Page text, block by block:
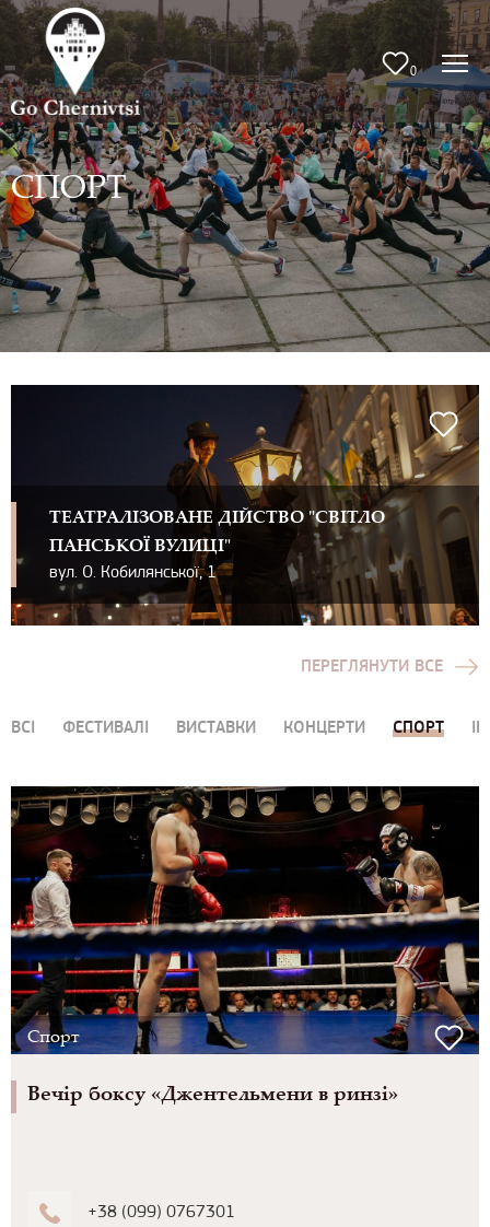
0
СПОРТ
ТЕАТРАЛІЗОВАНЕ ДІЙСТВО "СВІТЛО
ПАНСЬКОЇ ВУЛИЦІ"
вул. О. Кобилянської, 1
ПЕРЕГЛЯНУТИ ВСЕ
ВСІ ФЕСТИВАЛІ ВИСТАВКИ КОНЦЕРТИ СПОРТ
Спорт
Вечір боксу «Джентельмени в ринзі»
+38 (099) 0767301